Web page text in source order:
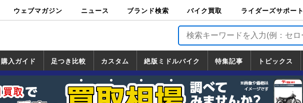
ウェブマガジン ニュース ブランド検索 バイク買取
バイク買取
ライダーズサポート
ライダーズサポート
TOP
バイク輸送
バイクガレージライ
フ
バイク車両保険
ロードサービス
バイク試乗
購入ガイド
一覧
足つき比較 カスタム
カスタム
一覧
ホンダ
ヤマハ
スズキ
カワサキ
絶版ミドルバイク
絶版ミドルバイク
一覧
ホンダ
ヤマハ
スズキ
カワサキ
特集記事 トピックス
トピックス
一覧
ホンダ
ヤマハ
スズキ
カワサキ
ハーレーダ
ビッドソン
BMW
ドゥカティ
トライアン
フ
道の駅調査隊
ツーリング情報局
日本の道50選
国道めぐり
林道ツーリング